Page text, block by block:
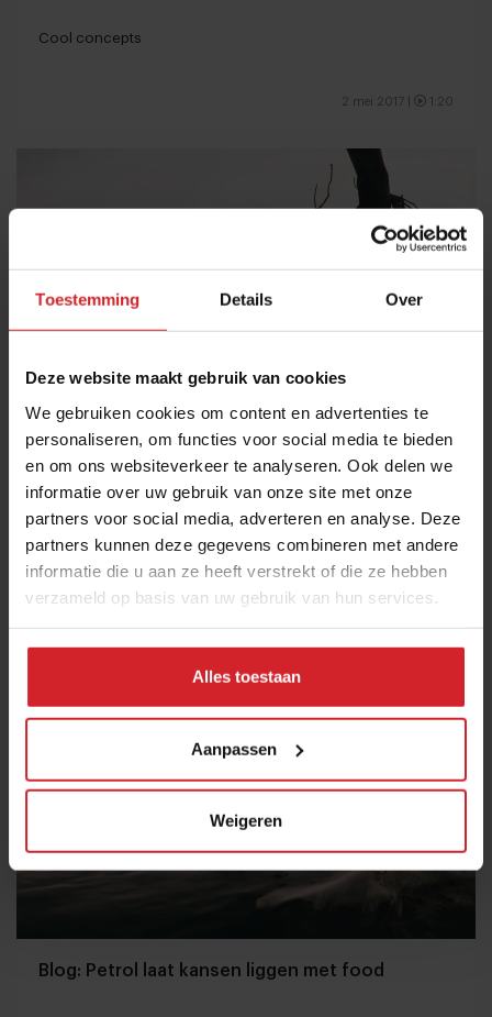
Toestemming Details Over
Deze website maakt gebruik van cookies
We gebruiken cookies om content en advertenties te
personaliseren, om functies voor social media te bieden
en om ons websiteverkeer te analyseren. Ook delen we
informatie over uw gebruik van onze site met onze
partners voor social media, adverteren en analyse. Deze
partners kunnen deze gegevens combineren met andere
informatie die u aan ze heeft verstrekt of die ze hebben
verzameld op basis van uw gebruik van hun services.
Alles toestaan
Aanpassen
Weigeren
Cool concepts
2 mei 2017 1:20
From stable to table
The Barn Amsterdam
2 mei 2017 | 2:30
Blog: Petrol laat kansen liggen met food